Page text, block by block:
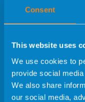
Consent
This website uses
We use cookies to
provide social
We also share
our social media,
Avda. de